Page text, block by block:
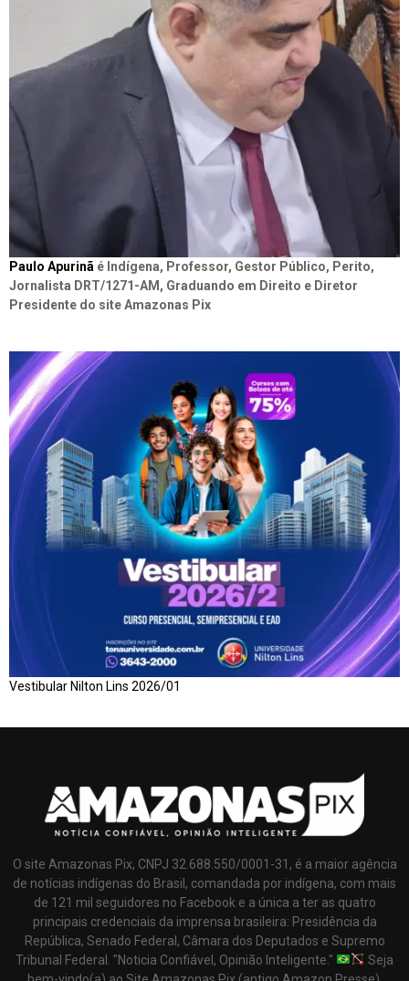
Paulo Apurinã é Indígena, Professor, Gestor Público, Perito,
Jornalista DRT/1271-AM, Graduando em Direito e Diretor
Presidente do site Amazonas Pix
Vestibular Nilton Lins 2026/01
O site Amazonas Pix, CNPJ 32.688.550/0001-31, é a maior agência
de notícias indígenas do Brasil, comandada por indígena, com mais
de 121 mil seguidores no Facebook e a única a ter as quatro
principais credenciais da imprensa brasileira: Presidência da
República, Senado Federal, Câmara dos Deputados e Supremo
Tribunal Federal. "Noticia Confiável, Opinião Inteligente."
Seja